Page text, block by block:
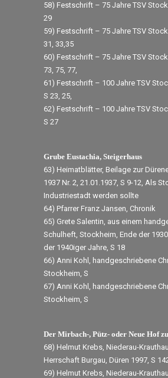
58) Festschrift – 75 Jahre TSV
29
59) Festschrift – 75 Jahre TSV
31, 33,35
60) Festschrift – 75 Jahre TSV
73, 75, 77,
61) Festschrift – 100 Jahre TSV
S 23, 25,
62) Festschrift – 100 Jahre TSV
S 27
Grube Eustachia, Steigerhaus
63) Heimatblätter, Beilage zur
1937 Nr. 2, 21.01.1937, S 9-12, Als
Industriestadt werden sollte
64) Pfarrer Franz Jansen, Chronik
65) Grete Salentin, aus einem
Schulheft, Stockheim, Ende der
der 1940iger Jahre, S 18
66) Anni Kohl, handgeschriebene
Stockheim, S
67) Anni Kohl, handgeschriebene
Stockheim, S
Der Mirbach-, Pütz- oder Neue Hof
68) Helmut Krebs, Niederau-
Herrschaft Burgau, Düren 1997, S
69) Helmut Krebs, Niederau-